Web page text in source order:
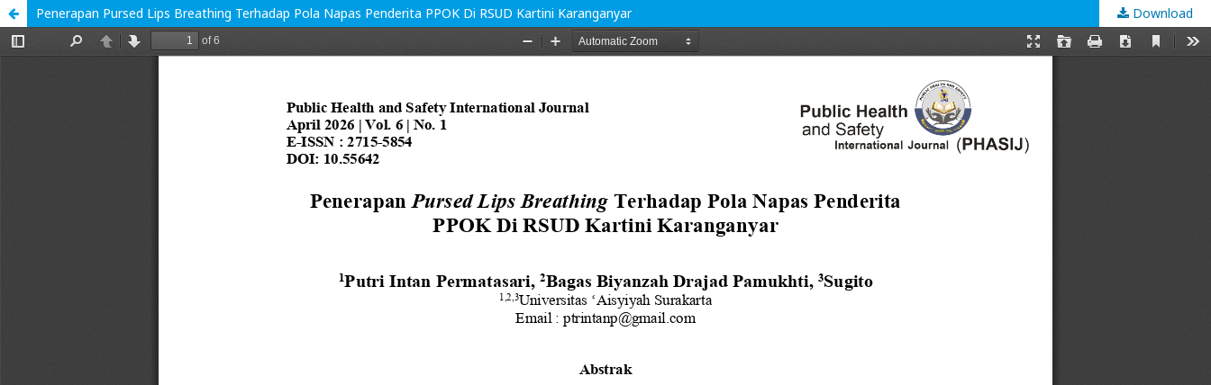
Penerapan Pursed Lips Breathing Terhadap Pola Napas Penderita PPOK Di RSUD Kartini Karanganyar Download